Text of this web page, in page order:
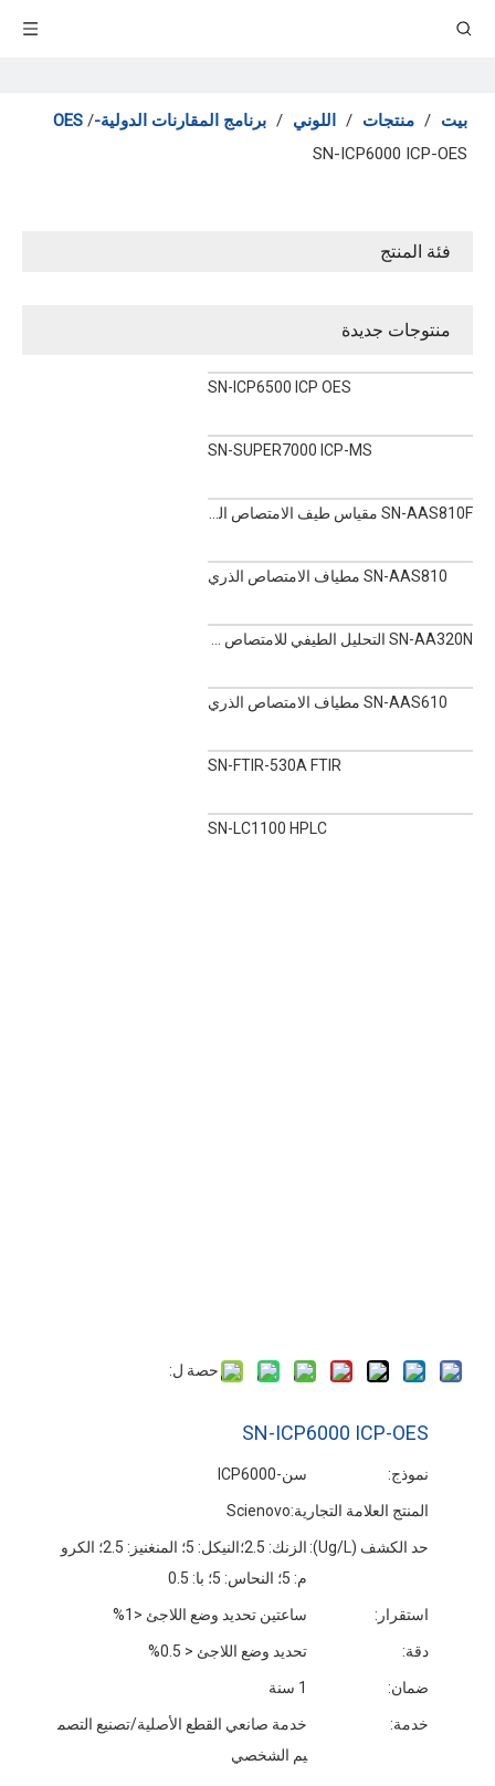
بيت / منتجات / اللوني / برنامج المقارنات الدولية-OES/
SN-ICP6000 ICP-OES
فئة المنتج
منتوجات جديدة
SN-ICP6500 ICP OES
SN-SUPER7000 ICP-MS
SN-AAS810 مطياف الامتصاص الذري
SN-AAS610 مطياف الامتصاص الذري
SN-FTIR-530A FTIR
SN-LC1100 HPLC
حصة ل:
SN-ICP6000 ICP-OES
نموذج: سن-ICP6000
المنتج العلامة التجارية:Scienovo
حد الكشف (Ug/L):
الزنك: 2.5؛النيكل: 5؛ المنغنيز: 2.5؛ الكرو
م: 5؛ النحاس: 5؛ با: 0.5
استقرار: ساعتين تحديد وضع اللاجئ <1%
دقة: تحديد وضع اللاجئ < 0.5%
ضمان: 1 سنة
خدمة:
خدمة صانعي القطع الأصلية/تصنيع التصم
يم الشخصي